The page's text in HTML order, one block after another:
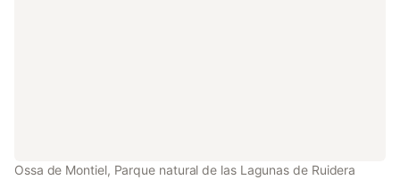
Ossa de Montiel, Parque natural de las Lagunas de Ruidera